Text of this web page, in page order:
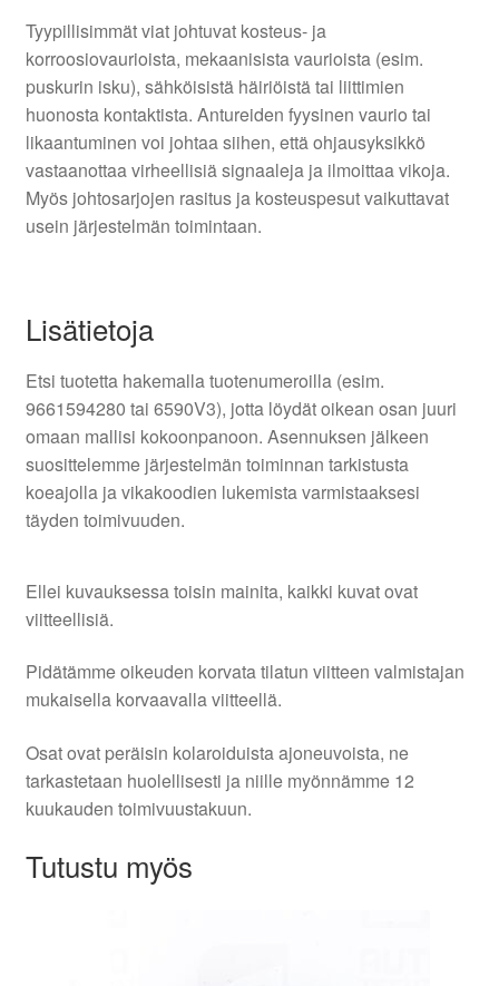
Tyypillisimmät viat johtuvat kosteus- ja
korroosiovaurioista, mekaanisista vaurioista (esim.
puskurin isku), sähköisistä häiriöistä tai liittimien
huonosta kontaktista. Antureiden fyysinen vaurio tai
likaantuminen voi johtaa siihen, että ohjausyksikkö
vastaanottaa virheellisiä signaaleja ja ilmoittaa vikoja.
Myös johtosarjojen rasitus ja kosteuspesut vaikuttavat
usein järjestelmän toimintaan.
Lisätietoja
Etsi tuotetta hakemalla tuotenumeroilla (esim.
9661594280 tai 6590V3), jotta löydät oikean osan juuri
omaan mallisi kokoonpanoon. Asennuksen jälkeen
suosittelemme järjestelmän toiminnan tarkistusta
koeajolla ja vikakoodien lukemista varmistaaksesi
täyden toimivuuden.
Ellei kuvauksessa toisin mainita, kaikki kuvat ovat
viitteellisiä.
Pidätämme oikeuden korvata tilatun viitteen valmistajan
mukaisella korvaavalla viitteellä.
Osat ovat peräisin kolaroiduista ajoneuvoista, ne
tarkastetaan huolellisesti ja niille myönnämme 12
kuukauden toimivuustakuun.
Tutustu myös